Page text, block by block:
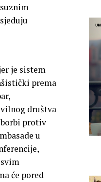
je sistem
prema
društva
protiv
u
će pored